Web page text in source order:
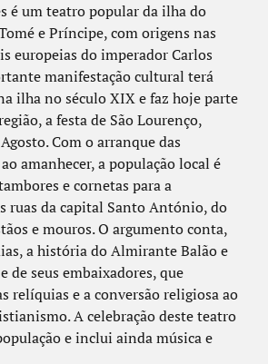
é um teatro popular da ilha do
e Príncipe, com origens nas
europeias do imperador Carlos
manifestação cultural terá
ilha no século XIX e faz hoje parte
a festa de São Lourenço,
Com o arranque das
amanhecer, a população local é
e cornetas para a
ruas da capital Santo António, do
e mouros. O argumento conta,
a história do Almirante Balão e
de seus embaixadores, que
relíquias e a conversão religiosa ao
A celebração deste teatro
e inclui ainda música e